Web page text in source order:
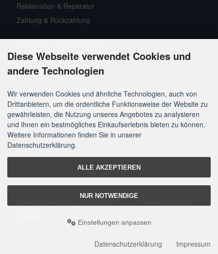
Reklamation & Reparatur
Zahlung & Rückzahlung
Allgemeine Infos & Services
Widerrufsformular
Land: DE Impressum Datenschutz AGB
Diese Webseite verwendet Cookies und
andere Technologien
Wir verwenden Cookies und ähnliche Technologien, auch von
Drittanbietern, um die ordentliche Funktionsweise der Website zu
gewährleisten, die Nutzung unseres Angebotes zu analysieren
und Ihnen ein bestmögliches Einkaufserlebnis bieten zu können.
Weitere Informationen finden Sie in unserer
Datenschutzerklärung.
ALLE AKZEPTIEREN
NUR NOTWENDIGE
Einstellungen anpassen
Datenschutzerklärung Impressum